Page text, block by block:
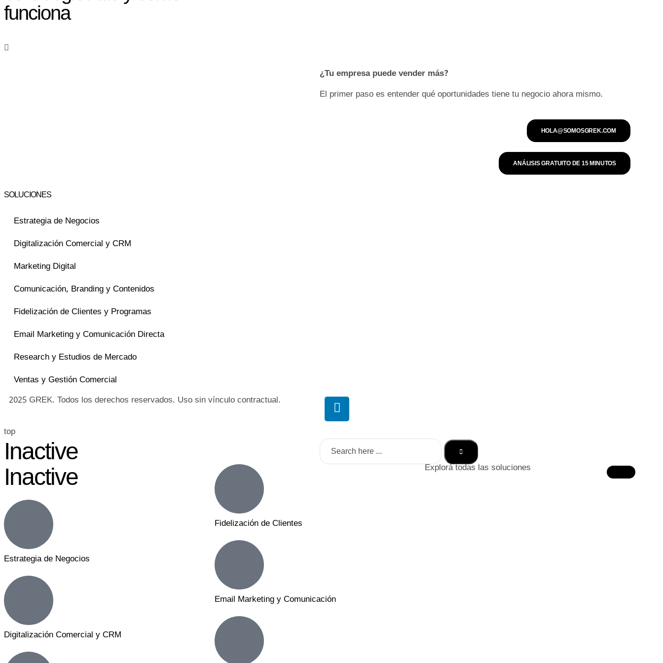
funciona
¿Tu empresa puede vender más?
El primer paso es entender qué oportunidades tiene tu negocio ahora mismo.
HOLA@SOMOSGREK.COM
ANÁLISIS GRATUITO DE 15 MINUTOS
SOLUCIONES
Estrategia de Negocios
Digitalización Comercial y CRM
Marketing Digital
Comunicación, Branding y Contenidos
Fidelización de Clientes y Programas
Email Marketing y Comunicación Directa
Research y Estudios de Mercado
Ventas y Gestión Comercial
2025 GREK. Todos los derechos reservados. Uso sin vínculo contractual.
top
Inactive
Inactive
Estrategia de Negocios
Digitalización Comercial y CRM
Fidelización de Clientes
Email Marketing y Comunicación
Explorá todas las soluciones